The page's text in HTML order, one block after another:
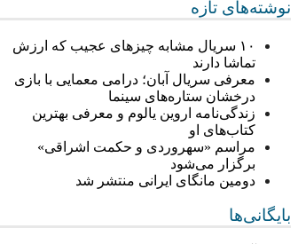
نوشته‌های تازه
۱۰ سریال مشابه چیزهای عجیب که ارزش
تماشا دارند
معرفی سریال آبان؛ درامی معمایی با بازی
درخشان ستاره‌های سینما
زندگی‌نامه اروین یالوم و معرفی بهترین
کتاب‌های او
مراسم «سهروردی و حکمت اشراقی»
برگزار می‌شود
دومین مانگای ایرانی منتشر شد
بایگانی‌ها